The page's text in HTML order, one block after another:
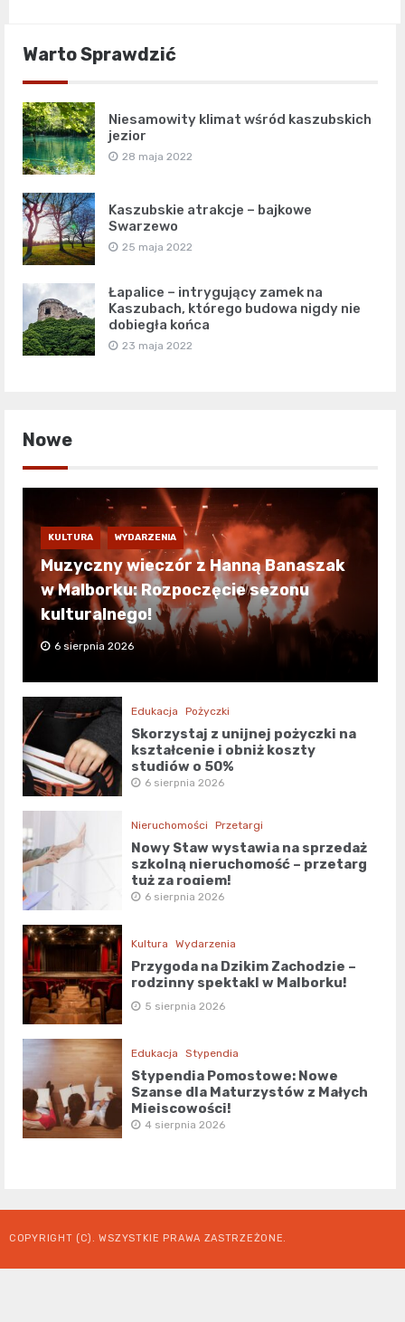
Warto Sprawdzić
Niesamowity klimat wśród kaszubskich
jezior
28 maja 2022
Kaszubskie atrakcje – bajkowe
Swarzewo
25 maja 2022
Łapalice – intrygujący zamek na
Kaszubach, którego budowa nigdy nie
dobiegła końca
23 maja 2022
Nowe
KULTURA WYDARZENIA
Muzyczny wieczór z Hanną Banaszak
w Malborku: Rozpoczęcie sezonu
kulturalnego!
6 sierpnia 2026
Edukacja Pożyczki
Skorzystaj z unijnej pożyczki na
kształcenie i obniż koszty
studiów o 50%
6 sierpnia 2026
Nieruchomości Przetargi
Nowy Staw wystawia na sprzedaż
szkolną nieruchomość – przetarg
tuż za rogiem!
6 sierpnia 2026
Kultura Wydarzenia
Przygoda na Dzikim Zachodzie –
rodzinny spektakl w Malborku!
5 sierpnia 2026
Edukacja Stypendia
Stypendia Pomostowe: Nowe
Szanse dla Maturzystów z Małych
Miejscowości!
4 sierpnia 2026
COPYRIGHT (C). WSZYSTKIE PRAWA ZASTRZEŻONE.